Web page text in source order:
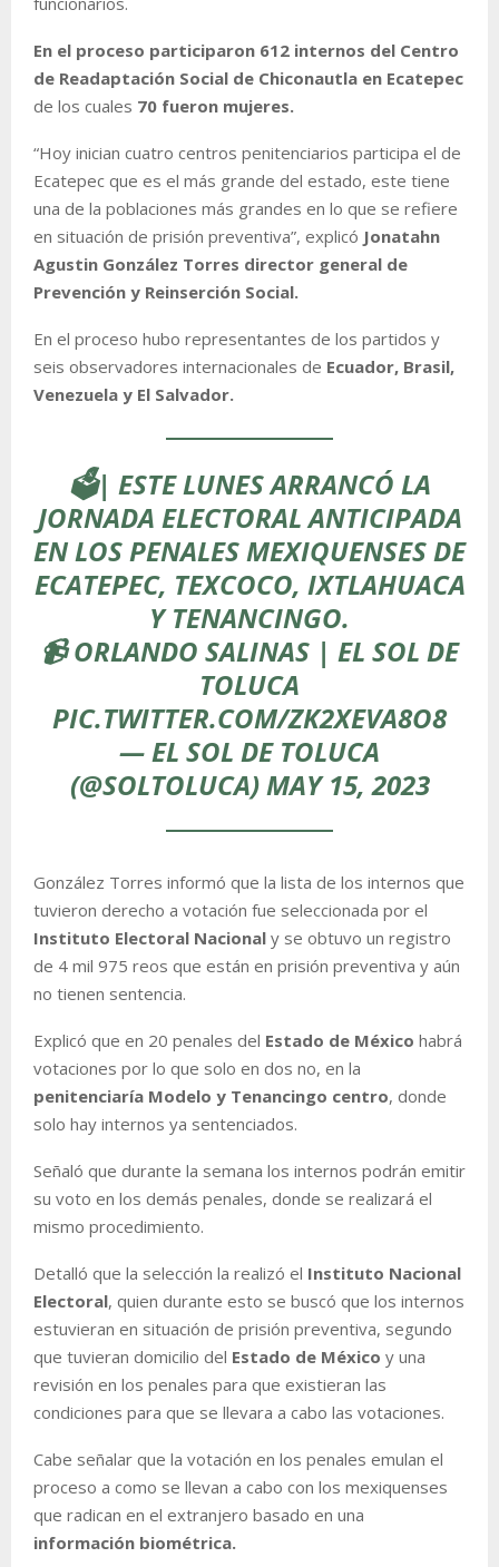
En el proceso participaron 612 internos del Centro
de Readaptación Social de Chiconautla en Ecatepec
de los cuales 70 fueron mujeres.
“Hoy inician cuatro centros penitenciarios participa el de
Ecatepec que es el más grande del estado, este tiene
una de la poblaciones más grandes en lo que se refiere
en situación de prisión preventiva”, explicó Jonatahn
Agustin González Torres director general de
Prevención y Reinserción Social.
En el proceso hubo representantes de los partidos y
seis observadores internacionales de Ecuador, Brasil,
Venezuela y El Salvador.
🗳️| ESTE LUNES ARRANCÓ LA
JORNADA ELECTORAL ANTICIPADA
EN LOS PENALES MEXIQUENSES DE
ECATEPEC, TEXCOCO, IXTLAHUACA
Y TENANCINGO.
📹 ORLANDO SALINAS | EL SOL DE
TOLUCA
PIC.TWITTER.COM/ZK2XEVA8O8
— EL SOL DE TOLUCA
(@SOLTOLUCA) MAY 15, 2023
González Torres informó que la lista de los internos que
tuvieron derecho a votación fue seleccionada por el
Instituto Electoral Nacional y se obtuvo un registro
de 4 mil 975 reos que están en prisión preventiva y aún
no tienen sentencia.
Explicó que en 20 penales del Estado de México habrá
votaciones por lo que solo en dos no, en la
penitenciaría Modelo y Tenancingo centro, donde
solo hay internos ya sentenciados.
Señaló que durante la semana los internos podrán emitir
su voto en los demás penales, donde se realizará el
mismo procedimiento.
Detalló que la selección la realizó el Instituto Nacional
Electoral, quien durante esto se buscó que los internos
estuvieran en situación de prisión preventiva, segundo
que tuvieran domicilio del Estado de México y una
revisión en los penales para que existieran las
condiciones para que se llevara a cabo las votaciones.
Cabe señalar que la votación en los penales emulan el
proceso a como se llevan a cabo con los mexiquenses
que radican en el extranjero basado en una
información biométrica.